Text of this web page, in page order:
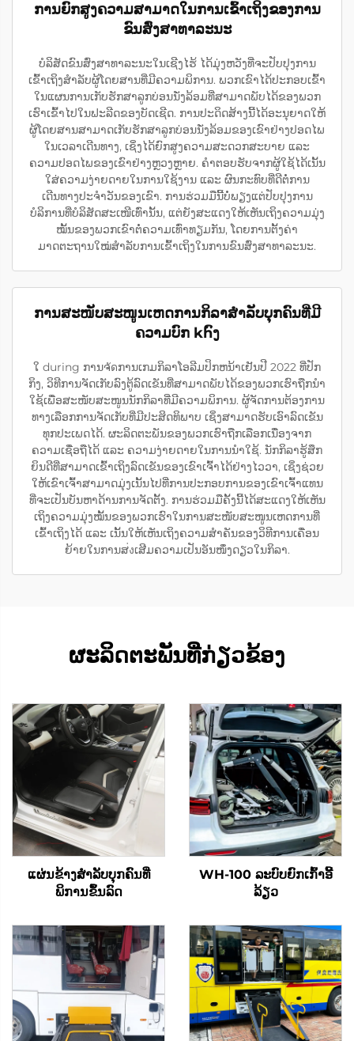
ການຍົກສູງຄວາມສາມາດໃນການເຂົ້າເຖິງຂອງການ
ຂົນສົ່ງສາທາລະນະ
ບໍລິສັດຂົນສົ່ງສາທາລະນະໃນເຊີງໄຮ້ ໄດ້ມຸ່ງຫວັງທີ່ຈະປັບປຸງການ
ເຂົ້າເຖິງສຳລັບຜູ້ໂດຍສານທີ່ມີຄວາມພິການ. ພວກເຂົາໄດ້ປະກອບເຂົ້າ
ໃນແຜນການເກັບຮັກສາລູກບ່ອນນັ່ງລ້ອມທີ່ສາມາດພັບໄດ້ຂອງພວກ
ເຮົາເຂົ້າໄປໃນຟະລີດຂອງບັດເຊີດ. ການປະດິດສ້າງນີ້ໄດ້ອະນຸຍາດໃຫ້
ຜູ້ໂດຍສານສາມາດເກັບຮັກສາລູກບ່ອນນັ່ງລ້ອມຂອງເຂົາຢ່າງປອດໄພ
ໃນເວລາເດີນທາງ, ເຊິ່ງໄດ້ຍົກສູງຄວາມສະດວກສະບາຍ ແລະ
ຄວາມປອດໄພຂອງເຂົາຢ່າງຫຼວງຫຼາຍ. ຄຳຕອບຮັບຈາກຜູ້ໃຊ້ໄດ້ເນັ້ນ
ໃສ່ຄວາມງ່າຍດາຍໃນການໃຊ້ງານ ແລະ ຜົນກະທົບທີ່ດີຕໍ່ການ
ເດີນທາງປະຈຳວັນຂອງເຂົາ. ການຮ່ວມມືນີ້ບໍ່ພຽງແຕ່ປັບປຸງການ
ບໍລິການທີ່ບໍລິສັດສະເໜີເທົ່ານັ້ນ, ແຕ່ຍັງສະແດງໃຫ້ເຫັນເຖິງຄວາມມຸ່ງ
ໝັ້ນຂອງພວກເຂົາຕໍ່ຄວາມເທົ່າທຽມກັນ, ໂດຍການຕັ້ງຄ່າ
ມາດຕະຖານໃໝ່ສຳລັບການເຂົ້າເຖິງໃນການຂົນສົ່ງສາທາລະນະ.
ການສະໜັບສະໜູນເຫດການກິລາສຳລັບບຸກຄົນທີ່ມີ
ຄວາມບົກ khົງ
ໃ during ການຈัดການເກມກິລາໂອລີມປິກຫນ້າເຢັນປີ 2022 ທີ່ປັກ
ກິງ, ວິທີການຈັດເກັບລົງຕູ້ລົດເຂັນທີ່ສາມາດພັບໄດ້ຂອງພວກເຮົາຖືກນຳ
ໃຊ້ເພື່ອສະໜັບສະໜູນນັກກິລາທີ່ມີຄວາມພິການ. ຜູ້ຈັດການຕ້ອງການ
ທາງເລືອກການຈັດເກັບທີ່ມີປະສິດທິພາບ ເຊິ່ງສາມາດຮັບເອົາລົດເຂັນ
ທຸກປະເພດໄດ້. ຜະລິດຕະພັນຂອງພວກເຮົາຖືກເລືອກເນື່ອງຈາກ
ຄວາມເຊື່ອຖືໄດ້ ແລະ ຄວາມງ່າຍດາຍໃນການນຳໃຊ້. ນັກກິລາຮູ້ສຶກ
ຍິນດີທີ່ສາມາດເຂົ້າເຖິງລົດເຂັນຂອງເຂົາເຈົ້າໄດ້ຢ່າງໄວວາ, ເຊິ່ງຊ່ວຍ
ໃຫ້ເຂົາເຈົ້າສາມາດມຸ່ງເນັ້ນໄປທີ່ການປະກອບການຂອງເຂົາເຈົ້າແທນ
ທີ່ຈະເປັນບັນຫາດ້ານການຈັດຕັ້ງ. ການຮ່ວມມືຄັ້ງນີ້ໄດ້ສະແດງໃຫ້ເຫັນ
ເຖິງຄວາມມຸ່ງໝັ້ນຂອງພວກເຮົາໃນການສະໜັບສະໜູນເຫດການທີ່
ເຂົ້າເຖິງໄດ້ ແລະ ເນັ້ນໃຫ້ເຫັນເຖິງຄວາມສຳຄັນຂອງວິທີການເຄື່ອນ
ຍ້າຍໃນການສ่งເສີມຄວາມເປັນອັນໜຶ່ງດຽວໃນກິລາ.
ຜະລິດຕະພັນທີ່ກ່ຽວຂ້ອງ
ແຜ່ນຂ້າງສໍາລັບບຸກຄົນທີ່
ພິການຂຶ້ນລົດ
WH-100 ລະບົບຍົກເກົ້າອີ້
ລ້ຽວ